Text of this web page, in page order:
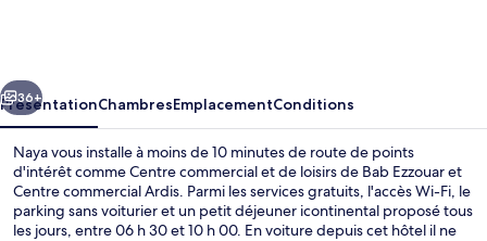
Suivant
36+
PrésentationChambresEmplacementConditions
Naya vous installe à moins de 10 minutes de route de points
d'intérêt comme Centre commercial et de loisirs de Bab Ezzouar et
Centre commercial Ardis. Parmi les services gratuits, l'accès Wi-Fi, le
parking sans voiturier et un petit déjeuner icontinental proposé tous
les jours, entre 06 h 30 et 10 h 00. En voiture depuis cet hôtel il ne